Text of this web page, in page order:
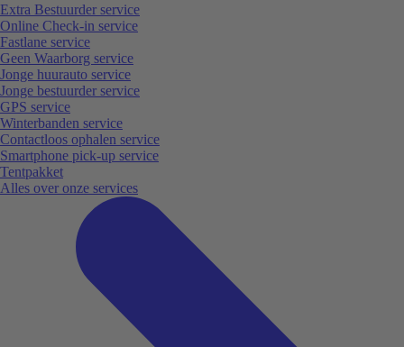
Extra Bestuurder service
Online Check-in service
Fastlane service
Geen Waarborg service
Jonge huurauto service
Jonge bestuurder service
GPS service
Winterbanden service
Contactloos ophalen service
Smartphone pick-up service
Tentpakket
Alles over onze services